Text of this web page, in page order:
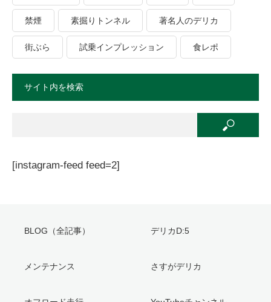
禁煙 素掘りトンネル 著名人のデリカ
街ぶら 試乗インプレッション 食レポ
サイト内を検索
[instagram-feed feed=2]
BLOG（全記事） デリカD:5
メンテナンス さすがデリカ